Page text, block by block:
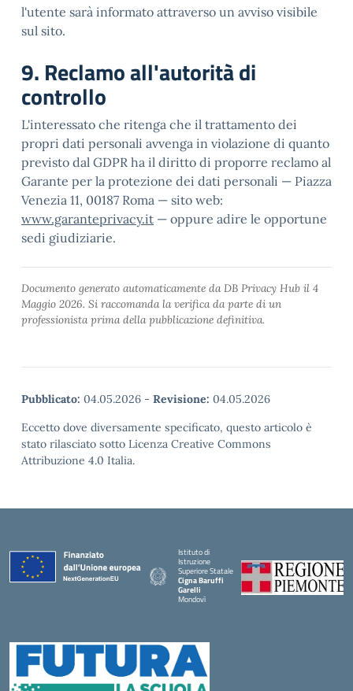
l'utente sarà informato attraverso un avviso visibile
sul sito.
9. Reclamo all'autorità di
controllo
L'interessato che ritenga che il trattamento dei
propri dati personali avvenga in violazione di quanto
previsto dal GDPR ha il diritto di proporre reclamo al
Garante per la protezione dei dati personali — Piazza
Venezia 11, 00187 Roma — sito web:
www.garanteprivacy.it — oppure adire le opportune
sedi giudiziarie.
Documento generato automaticamente da DB Privacy Hub il 4
Maggio 2026. Si raccomanda la verifica da parte di un
professionista prima della pubblicazione definitiva.
Pubblicato: 04.05.2026 - Revisione: 04.05.2026
Eccetto dove diversamente specificato, questo articolo è
stato rilasciato sotto Licenza Creative Commons
Attribuzione 4.0 Italia.
Istituto di
Istruzione
Superiore Statale
Cigna Baruffi
Garelli
Mondovì